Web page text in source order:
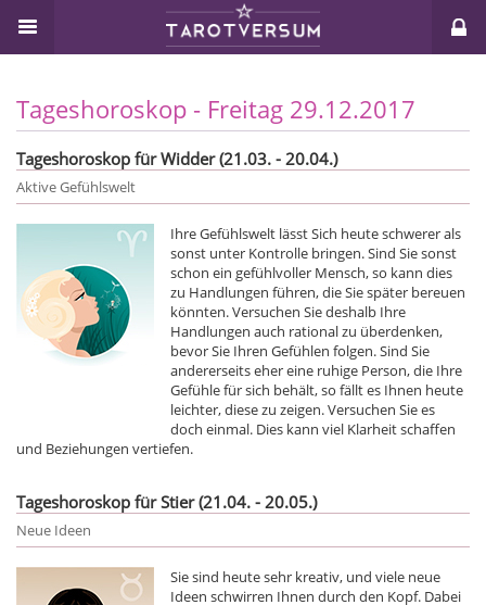
Tageshoroskop - Freitag 29.12.2017
Tageshoroskop für Widder (21.03. - 20.04.)
Aktive Gefühlswelt
Ihre Gefühlswelt lässt Sich heute schwerer als
sonst unter Kontrolle bringen. Sind Sie sonst
schon ein gefühlvoller Mensch, so kann dies
zu Handlungen führen, die Sie später bereuen
könnten. Versuchen Sie deshalb Ihre
Handlungen auch rational zu überdenken,
bevor Sie Ihren Gefühlen folgen. Sind Sie
andererseits eher eine ruhige Person, die Ihre
Gefühle für sich behält, so fällt es Ihnen heute
leichter, diese zu zeigen. Versuchen Sie es
doch einmal. Dies kann viel Klarheit schaffen
und Beziehungen vertiefen.
Tageshoroskop für Stier (21.04. - 20.05.)
Neue Ideen
Sie sind heute sehr kreativ, und viele neue
Ideen schwirren Ihnen durch den Kopf. Dabei